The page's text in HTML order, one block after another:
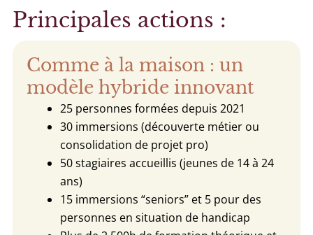
Principales actions :
Comme à la maison : un
modèle hybride innovant
25 personnes formées depuis 2021
30 immersions (découverte métier ou
consolidation de projet pro)
50 stagiaires accueillis (jeunes de 14 à 24
ans)
15 immersions “seniors” et 5 pour des
personnes en situation de handicap